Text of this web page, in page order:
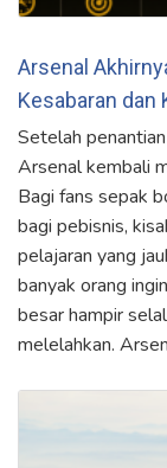
Arsenal
Kesabaran dan
Setelah
Arsenal kembali
Bagi fans sepak
bagi pebisnis,
pelajaran yang
banyak orang
besar hampir
melelahkan.